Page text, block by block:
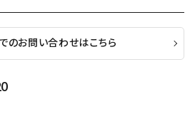
のお問い合わせはこちら